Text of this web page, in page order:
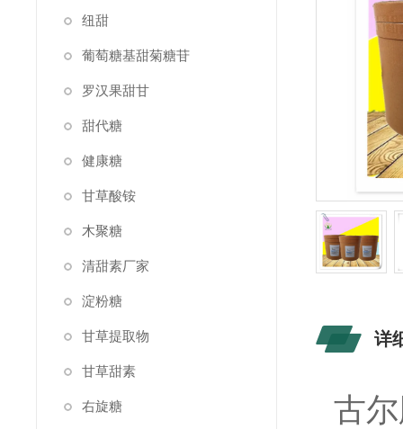
纽甜
葡萄糖基甜菊糖苷
罗汉果甜甘
甜代糖
健康糖
甘草酸铵
木聚糖
清甜素厂家
淀粉糖
甘草提取物
甘草甜素
右旋糖
详
古